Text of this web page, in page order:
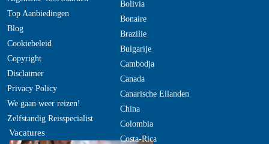
Top Aanbiedingen
Blog
Cookiebeleid
Copyright
Disclaimer
Privacy Policy
We gaan weer reizen!
Zelfstandig Reisspecialist
Vacatures
Bolivia
Bonaire
Brazilie
Bulgarije
Cambodja
Canada
Canarische Eilanden
China
Colombia
Costa-Rica